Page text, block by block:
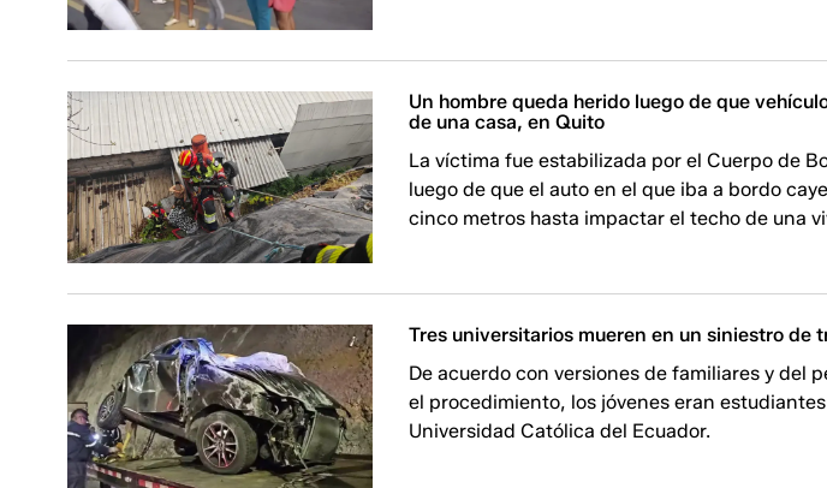
Un hombre queda herido luego de que
de una casa, en Quito
La víctima fue estabilizada por el Cuerpo de
luego de que el auto en el que iba a bordo
cinco metros hasta impactar el techo de una
Tres universitarios mueren en un siniestro de
De acuerdo con versiones de familiares y del
el procedimiento, los jóvenes eran
Universidad Católica del Ecuador.